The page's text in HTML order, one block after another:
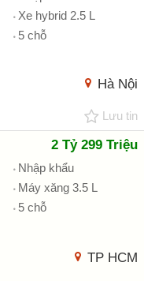
Xe hybrid 2.5 L
5 chỗ
Hà Nội
Lưu tin
2 Tỷ 299 Triệu
Nhập khẩu
Máy xăng 3.5 L
5 chỗ
TP HCM